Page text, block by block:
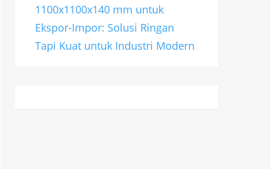
1100x1100x140 mm untuk
Ekspor-Impor: Solusi Ringan
Tapi Kuat untuk Industri Modern